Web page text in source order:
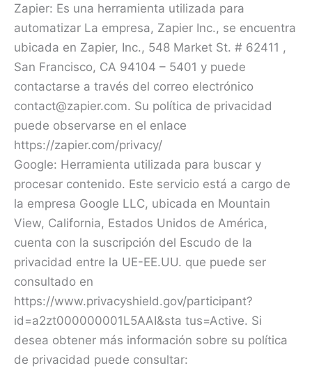
Zapier: Es una herramienta utilizada para
automatizar La empresa, Zapier Inc., se encuentra
ubicada en Zapier, Inc., 548 Market St. # 62411 ,
San Francisco, CA 94104 – 5401 y puede
contactarse a través del correo electrónico
contact@zapier.com. Su política de privacidad
puede observarse en el enlace
https://zapier.com/privacy/
Google: Herramienta utilizada para buscar y
procesar contenido. Este servicio está a cargo de
la empresa Google LLC, ubicada en Mountain
View, California, Estados Unidos de América,
cuenta con la suscripción del Escudo de la
privacidad entre la UE-EE.UU. que puede ser
consultado en
https://www.privacyshield.gov/participant?
id=a2zt000000001L5AAI&sta tus=Active. Si
desea obtener más información sobre su política
de privacidad puede consultar: